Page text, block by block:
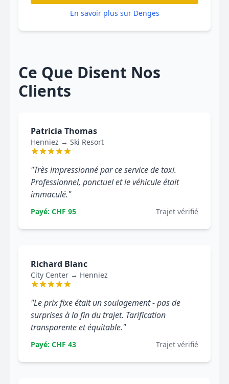
En savoir plus sur Denges
Ce Que Disent Nos
Clients
Patricia Thomas
Henniez → Ski Resort
"Très impressionné par ce service de taxi.
Professionnel, ponctuel et le véhicule était
immaculé."
Payé: CHF 95 Trajet vérifié
Richard Blanc
City Center → Henniez
"Le prix fixe était un soulagement - pas de
surprises à la fin du trajet. Tarification
transparente et équitable."
Payé: CHF 43 Trajet vérifié